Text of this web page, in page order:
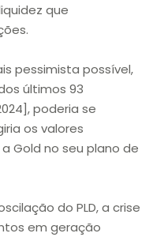
que
pessimista possível,
últimos 93
poderia se
os valores
Gold no seu plano de
do PLD, a crise
em geração